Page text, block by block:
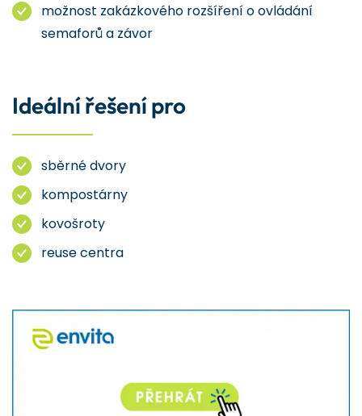
možnost zakázkového rozšíření o ovládání
semaforů a závor
Ideální řešení pro
sběrné dvory
kompostárny
kovošroty
reuse centra